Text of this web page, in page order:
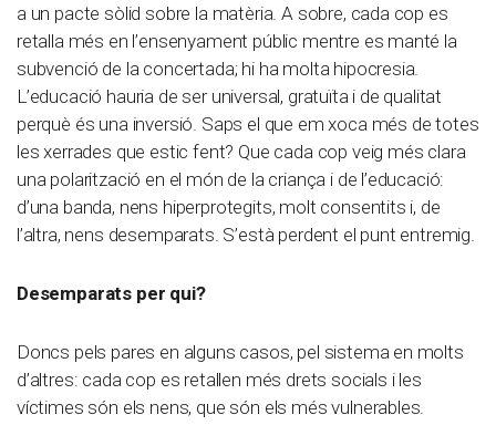
a un pacte sòlid sobre la matèria. A sobre, cada cop es
retalla més en l’ensenyament públic mentre es manté la
subvenció de la concertada; hi ha molta hipocresia.
L’educació hauria de ser universal, gratuïta i de qualitat
perquè és una inversió. Saps el que em xoca més de totes
les xerrades que estic fent? Que cada cop veig més clara
una polarització en el món de la criança i de l’educació:
d’una banda, nens hiperprotegits, molt consentits i, de
l’altra, nens desemparats. S’està perdent el punt entremig.
Desemparats per qui?
Doncs pels pares en alguns casos, pel sistema en molts
d’altres: cada cop es retallen més drets socials i les
víctimes són els nens, que són els més vulnerables.